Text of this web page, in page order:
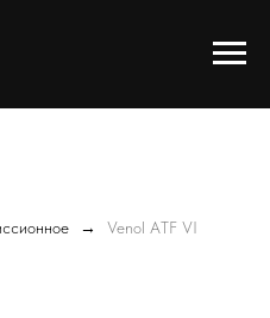
Venol ATF VI